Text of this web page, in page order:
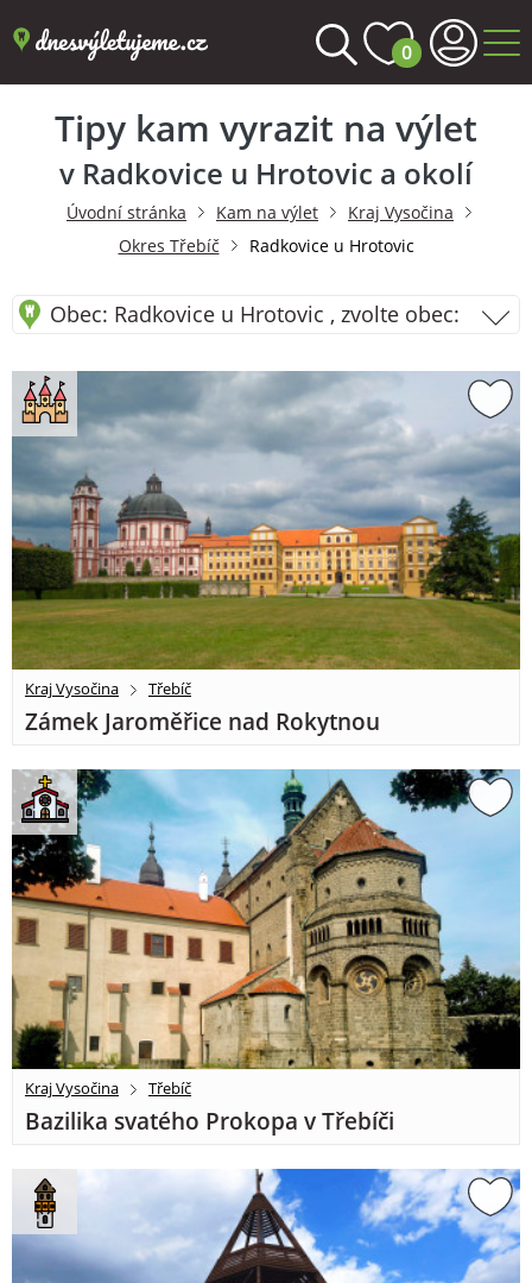
0
Tipy kam vyrazit na výlet
v Radkovice u Hrotovic a okolí
Úvodní stránka Kam na výlet
Kraj Vysočina
Okres Třebíč
Radkovice u Hrotovic
Obec: Radkovice u Hrotovic , zvolte obec:
Kraj Vysočina Třebíč
Zámek Jaroměřice nad Rokytnou
Kraj Vysočina Třebíč
Bazilika svatého Prokopa v Třebíči